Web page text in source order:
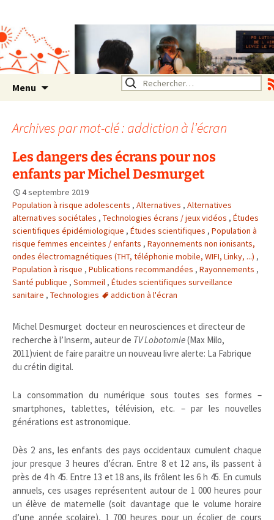
Rhône Alpes
Un environnement sain pour
la santé de tous
Menu Rechercher :
Archives par mot-clé : addiction à l’écran
Les dangers des écrans pour nos
enfants par Michel Desmurget
4 septembre 2019
Population à risque adolescents , Alternatives , Alternatives
alternatives sociétales , Technologies écrans / jeux vidéos , Études
scientifiques épidémiologique , Études scientifiques , Population à
risque femmes enceintes / enfants , Rayonnements non ionisants,
ondes électromagnétiques (THT, téléphonie mobile, WIFI, Linky, ...) ,
Population à risque , Publications recommandées , Rayonnements ,
Santé publique , Sommeil , Études scientifiques surveillance
sanitaire , Technologies addiction à l'écran
Michel Desmurget docteur en neurosciences et directeur de
recherche à l’Inserm, auteur de TV Lobotomie(Max Milo,
2011)vient de faire paraitre un nouveau livre alerte: La Fabrique
du crétin digital.
La consommation du numérique sous toutes ses formes –
smartphones, tablettes, télévision, etc. – par les nouvelles
générations est astronomique.
Dès 2 ans, les enfants des pays occidentaux cumulent chaque
jour presque 3 heures d’écran. Entre 8 et 12 ans, ils passent à
près de 4 h 45. Entre 13 et 18 ans, ils frôlent les 6 h 45. En cumuls
annuels, ces usages représentent autour de 1 000 heures pour
un élève de maternelle (soit davantage que le volume horaire
d’une année scolaire), 1 700 heures pour un écolier de cours